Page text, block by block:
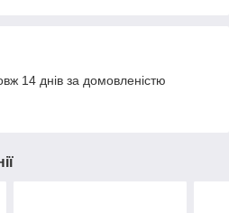
14 днів за домовленістю